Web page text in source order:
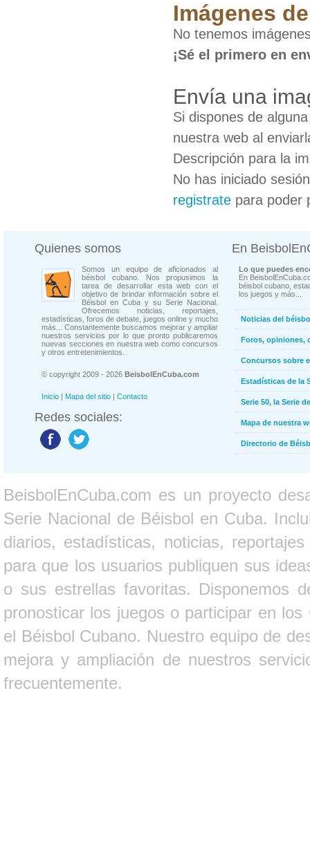
Imágenes
No tenemos
¡Sé el primero en
Envía una
Si dispones de
nuestra web al
Descripción para la
No has iniciado
registrate para poder
Quienes somos
Somos un equipo de aficionados al
béisbol cubano. Nos propusimos la
tarea de desarrollar esta web con el
objetivo de brindar información sobre el
Béisbol en Cuba y su Serie Nacional.
Ofrecemos noticias, reportajes,
estadísticas, foros de debate, juegos online y mucho
más... Constantemente buscamos mejorar y ampliar
nuestros servicios por lo que pronto publicaremos
nuevas secciones en nuestra web como concursos
y otros entretenimientos.
© copyright 2009 - 2026 BeisbolEnCuba.com
Inicio | Mapa del sitio | Contacto
Redes sociales:
En
Lo que puedes
En
béisbol cubano,
los juegos y más...
Noticias del
Foros, opiniones,
Concursos sobre
Estadísticas de la
Serie 50, la Serie
Mapa de nuestra
Directorio de
BeisbolEnCuba.com es un proyecto
Serie Nacional de Béisbol en Cuba.
diarios, estadísticas, noticias,
para que los usuarios publiquen sus
o sus estrellas favoritas. Disponemos
pronosticar los juegos o participar en
el Béisbol Cubano. Nuestro equipo de
mejora y ampliación de nuestros
frecuentemente.